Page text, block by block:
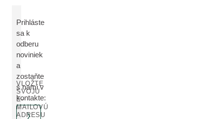
Prihláste
sa k
odberu
noviniek
a
zostaňte
s nami v
kontakte:
VLOŽTE
SVOJU
E-
MAILOVÚ
ADRESU